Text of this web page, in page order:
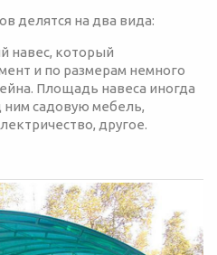
делятся на два вида:
навес, который
и по размерам немного
Площадь навеса иногда
ним садовую мебель,
другое.